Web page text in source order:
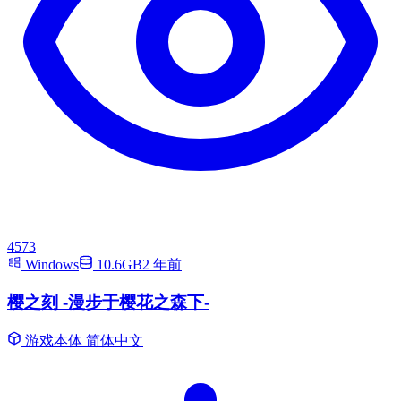
4573
Windows
10.6GB2 年前
樱之刻 -漫步于樱花之森下-
游戏本体 简体中文